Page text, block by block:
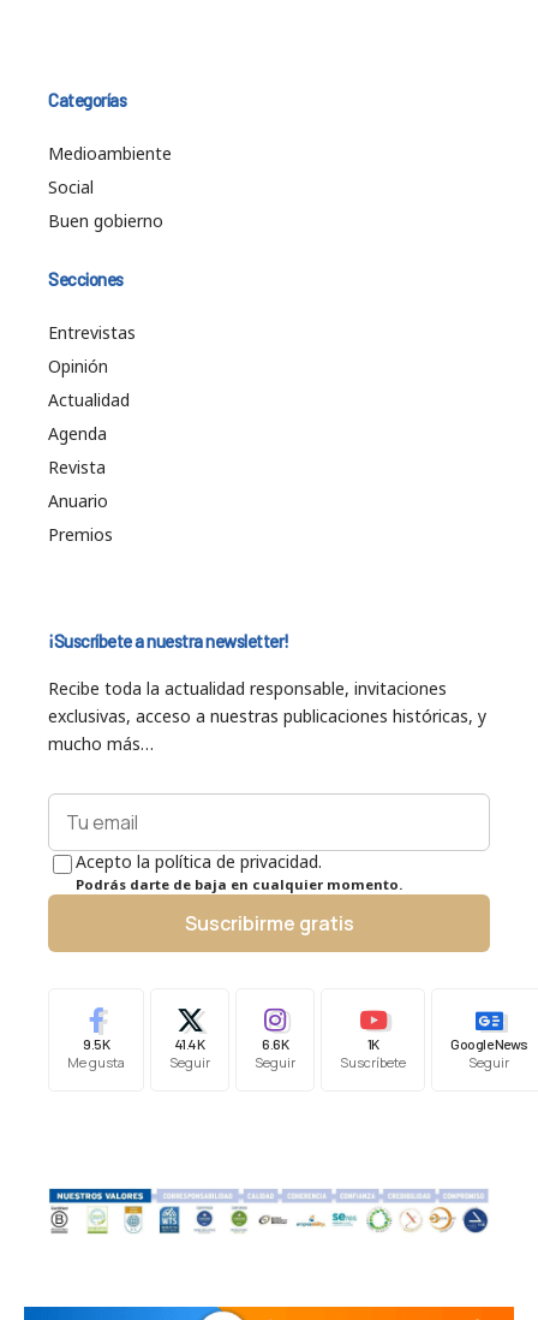
Categorías
Medioambiente
Social
Buen gobierno
Secciones
Entrevistas
Opinión
Actualidad
Agenda
Revista
Anuario
Premios
¡Suscríbete a nuestra newsletter!
Recibe toda la actualidad responsable, invitaciones
exclusivas, acceso a nuestras publicaciones históricas, y
mucho más…
Acepto la política de privacidad.
Podrás darte de baja en cualquier momento.
Suscribirme gratis
9.5K
Me gusta
41.4K
Seguir
6.6K
Seguir
1K
Suscríbete
Google News
Seguir